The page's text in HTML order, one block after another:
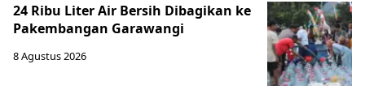
24 Ribu Liter Air Bersih Dibagikan ke
Pakembangan Garawangi
8 Agustus 2026